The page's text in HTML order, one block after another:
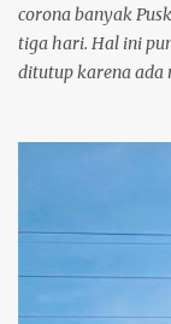
corona banyak
tiga hari. Hal ini
ditutup karena ada
merinci total ada
layanan selama
hingga sekarang
saya berdoa
sebutnya Sekadar
Luragung, Ciawi,